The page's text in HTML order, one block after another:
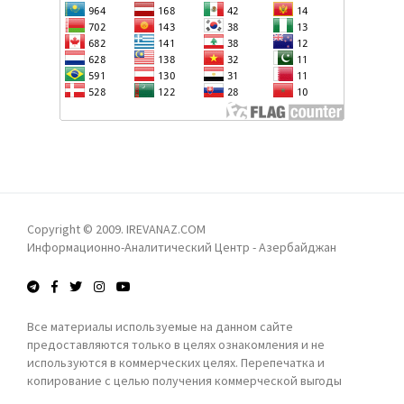
АЙХАН ГАДЖИЗАДЕ: ОФИЦИАЛЬНЫЙ БАКУ ОТВЕРГ
ЗАЯВЛЕНИЕ ФРАНЦИИ ПО ДЕЛУ МАРТИНА РАЙАНА
РЕВАНШИСТСКОЕ ФЭНТЕЗИ: ДОГНАТЬ И
ПЕРЕГНАТЬ АЗЕРБАЙДЖАН? - ЛЕЙЛА
ПРОКУРАТУРА АРМЕНИИ НАПРАВИЛА В СУД
УГОЛОВНОЕ ДЕЛО ПРОТИВ КАТОЛИКОСА ВСЕХ
АРМЯН ГАРЕГИНА II
ТУРЦИЯ СТРАНЫ ЦЕНТРАЛЬНОЙ АЗИИ, А ТАКЖЕ
КИТАЙ ВЫСОКО ОЦЕНИВАЮТ РОЛЬ ГРУЗИИ В
РЕГИОНЕ
Copyright © 2009. IREVANAZ.COM
Информационно-Аналитический Центр - Азербайджан
Все материалы используемые на данном сайте
предоставляются только в целях ознакомления и не
используются в коммерческих целях. Перепечатка и
копирование с целью получения коммерческой выгоды